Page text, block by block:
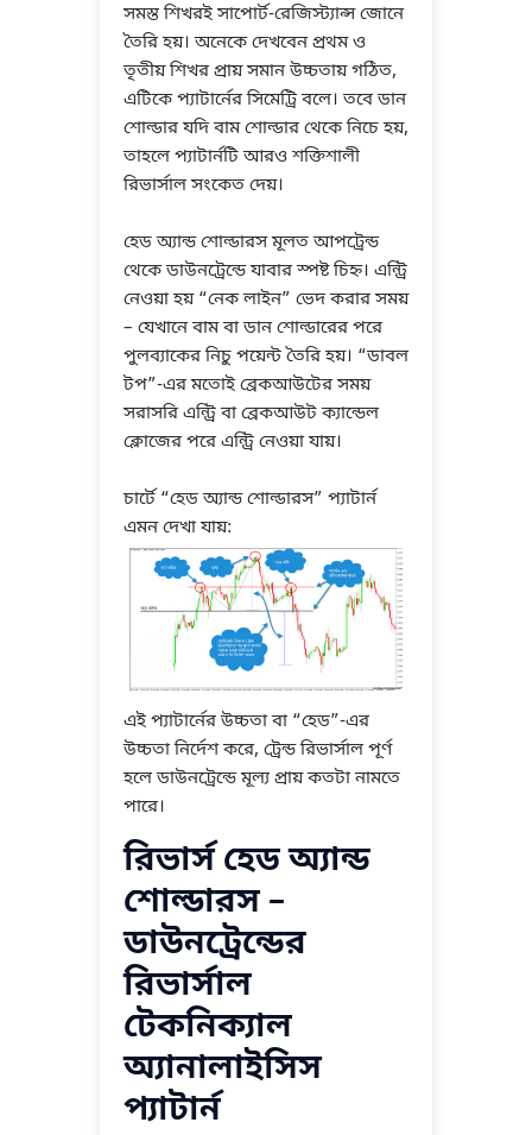
সমস্ত শিখরই সাপোর্ট-রেজিস্ট্যান্স জোনে
তৈরি হয়। অনেকে দেখবেন প্রথম ও
তৃতীয় শিখর প্রায় সমান উচ্চতায় গঠিত,
এটিকে প্যাটার্নের সিমেট্রি বলে। তবে ডান
শোল্ডার যদি বাম শোল্ডার থেকে নিচে হয়,
তাহলে প্যাটার্নটি আরও শক্তিশালী
রিভার্সাল সংকেত দেয়।
হেড অ্যান্ড শোল্ডারস মূলত আপট্রেন্ড
থেকে ডাউনট্রেন্ডে যাবার স্পষ্ট চিহ্ন। এন্ট্রি
নেওয়া হয় “নেক লাইন” ভেদ করার সময়
– যেখানে বাম বা ডান শোল্ডারের পরে
পুলব্যাকের নিচু পয়েন্ট তৈরি হয়। “ডাবল
টপ”-এর মতোই ব্রেকআউটের সময়
সরাসরি এন্ট্রি বা ব্রেকআউট ক্যান্ডেল
ক্লোজের পরে এন্ট্রি নেওয়া যায়।
চার্টে “হেড অ্যান্ড শোল্ডারস” প্যাটার্ন
এমন দেখা যায়:
এই প্যাটার্নের উচ্চতা বা “হেড”-এর
উচ্চতা নির্দেশ করে, ট্রেন্ড রিভার্সাল পূর্ণ
হলে ডাউনট্রেন্ডে মূল্য প্রায় কতটা নামতে
পারে।
রিভার্স হেড অ্যান্ড
শোল্ডারস –
ডাউনট্রেন্ডের
রিভার্সাল
টেকনিক্যাল
অ্যানালাইসিস
প্যাটার্ন